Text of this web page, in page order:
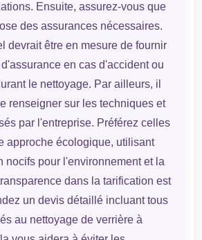
Ensuite, assurez-vous que
des assurances nécessaires.
devrait être en mesure de fournir
en cas d'accident ou
le nettoyage. Par ailleurs, il
renseigner sur les techniques et
par l'entreprise. Préférez celles
approche écologique, utilisant
nocifs pour l'environnement et la
dans la tarification est
un devis détaillé incluant tous
au nettoyage de verrière à